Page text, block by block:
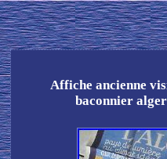
Affiche ancienne
baconnier